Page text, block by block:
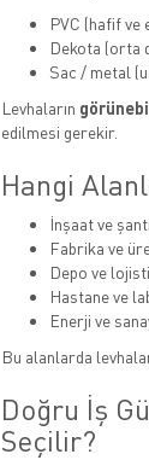
PVC (hafif ve
Dekota (orta
Sac / metal
Levhaların
edilmesi gerekir.
Hangi
İnşaat ve
Fabrika ve
Depo ve
Hastane ve
Enerji ve
Bu alanlarda
Doğru İş
Seçilir?